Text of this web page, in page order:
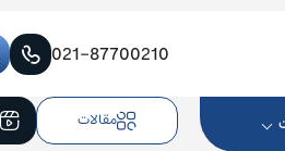
021-87700210
مقالات